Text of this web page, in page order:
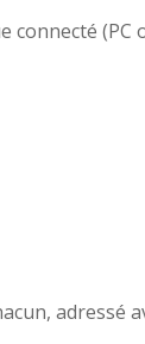
(PC
adressé